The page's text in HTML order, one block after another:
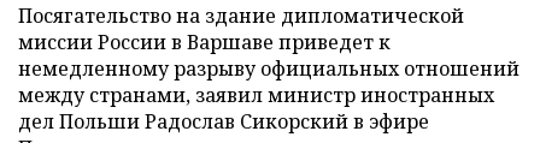
Посягательство на здание дипломатической
миссии России в Варшаве приведет к
немедленному разрыву официальных отношений
между странами, заявил министр иностранных
дел Польши Радослав Сикорский в эфире